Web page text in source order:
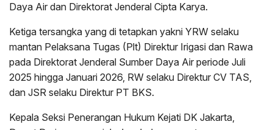
Daya Air dan Direktorat Jenderal Cipta Karya.
Ketiga tersangka yang di tetapkan yakni YRW selaku
mantan Pelaksana Tugas (Plt) Direktur Irigasi dan Rawa
pada Direktorat Jenderal Sumber Daya Air periode Juli
2025 hingga Januari 2026, RW selaku Direktur CV TAS,
dan JSR selaku Direktur PT BKS.
Kepala Seksi Penerangan Hukum Kejati DK Jakarta,